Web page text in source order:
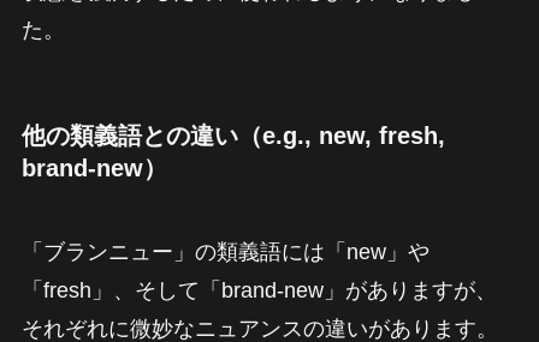
た。
他の類義語との違い（e.g., new, fresh,
brand-new）
「ブランニュー」の類義語には「new」や
「fresh」、そして「brand-new」がありますが、
それぞれに微妙なニュアンスの違いがあります。